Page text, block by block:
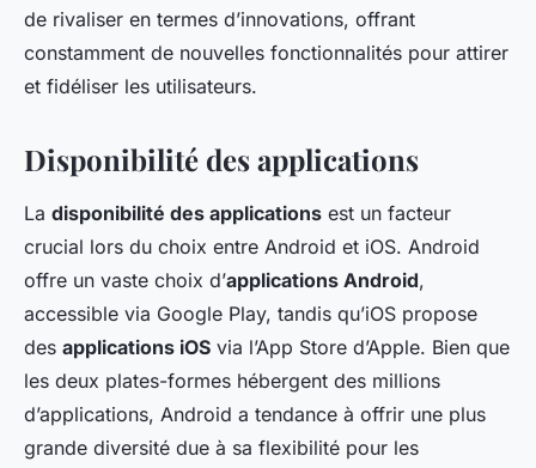
de rivaliser en termes d’innovations, offrant
constamment de nouvelles fonctionnalités pour attirer
et fidéliser les utilisateurs.
Disponibilité des applications
La disponibilité des applications est un facteur
crucial lors du choix entre Android et iOS. Android
offre un vaste choix d’applications Android,
accessible via Google Play, tandis qu’iOS propose
des applications iOS via l’App Store d’Apple. Bien que
les deux plates-formes hébergent des millions
d’applications, Android a tendance à offrir une plus
grande diversité due à sa flexibilité pour les